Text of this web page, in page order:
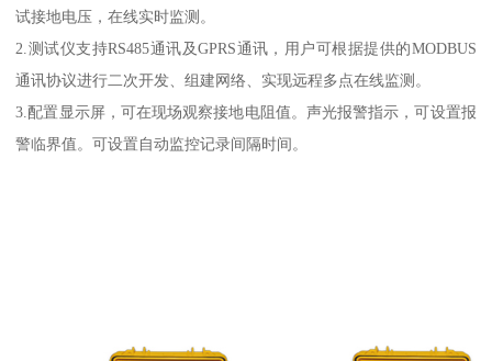
试接地电压，在线实时监测。
2.测试仪支持RS485通讯及GPRS通讯，用户可根据提供的MODBUS
通讯协议进行二次开发、组建网络、实现远程多点在线监测。
3.配置显示屏，可在现场观察接地电阻值。声光报警指示，可设置报
警临界值。可设置自动监控记录间隔时间。